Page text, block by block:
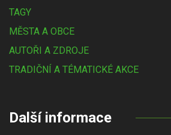
TAGY
MĚSTA A OBCE
AUTOŘI A ZDROJE
TRADIČNÍ A TÉMATICKÉ AKCE
Další informace